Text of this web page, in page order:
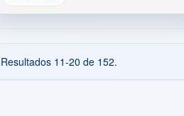
Resultados 11-20 de 152.